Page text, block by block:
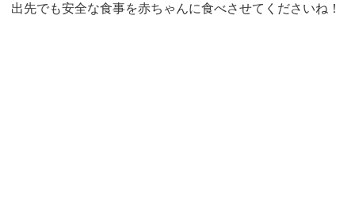
出先でも安全な食事を赤ちゃんに食べさせてくださいね！